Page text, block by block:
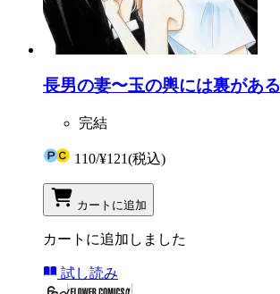
長男の妻〜玉の輿には裏があ
完結
110/¥121(税込)
カートに追加
カートに追加しました
試し読み